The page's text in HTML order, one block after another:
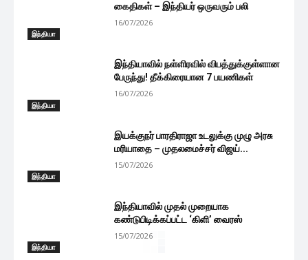
இந்தியா
கைதிகள் – இந்தியர் ஒருவரும் பலி
16/07/2026
இந்தியா
இந்தியாவில் நள்ளிரவில் விபத்துக்குள்ளான
பேருந்து! தீக்கிரையான 7 பயணிகள்
16/07/2026
இந்தியா
இயக்குநர் பாரதிராஜா உடலுக்கு முழு அரசு
மரியாதை – முதலமைச்சர் விஜய்...
15/07/2026
இந்தியா
இந்தியாவில் முதல் முறையாக
கண்டுபிடிக்கப்பட்ட ‘கிளி’ வைரஸ்
15/07/2026